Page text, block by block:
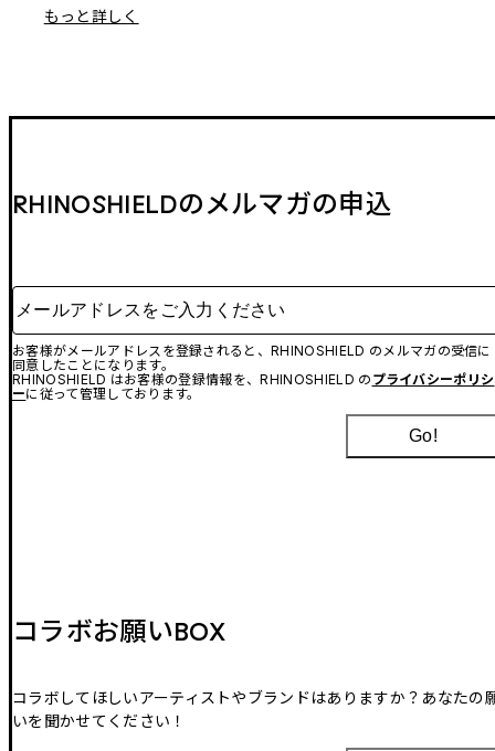
もっと詳しく
RHINOSHIELDのメルマガの申込
メールアドレスをご入力ください
お客様がメールアドレスを登録されると、RHINOSHIELD のメルマガの受信に
同意したことになります。
RHINOSHIELD はお客様の登録情報を、RHINOSHIELD の プライバシーポリシ
ーに従って管理しております。
Go!
コラボお願いBOX
コラボしてほしいアーティストやブランドはありますか？あなたの
いを聞かせてください！